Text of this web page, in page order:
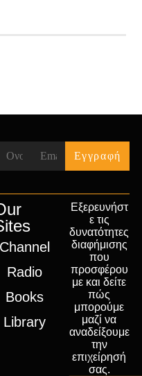
Channel
Radio
Books
Library
Εξερευνήστ
ε τις
δυνατότητες
διαφήμισης
που
προσφέρου
με και δείτε
πώς
μπορούμε
μαζί να
αναδείξουμε
την
επιχείρησή
σας.